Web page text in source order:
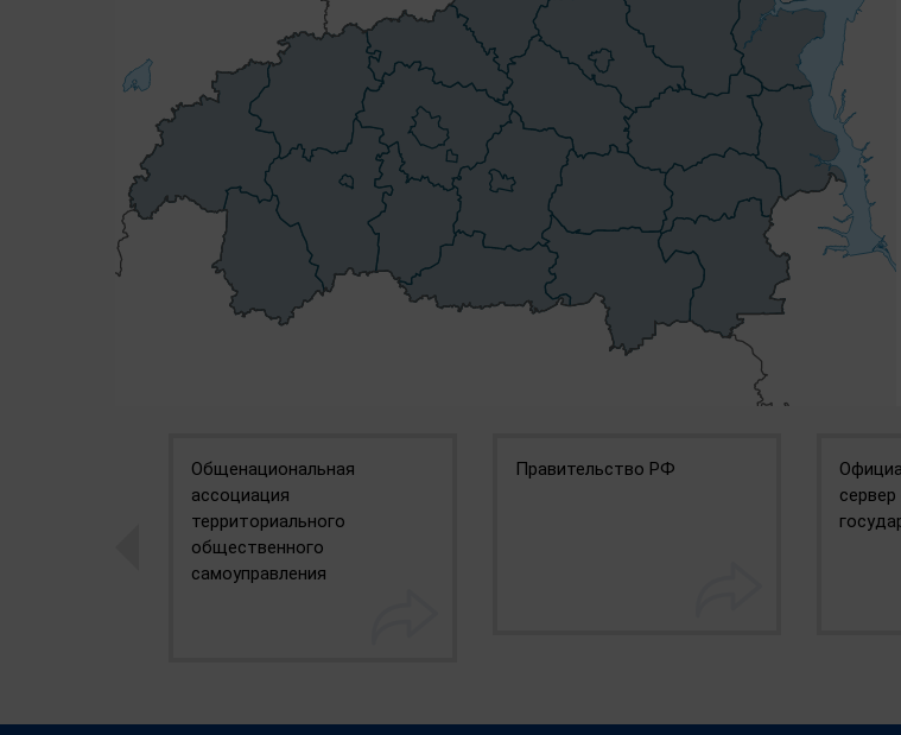
Общенациональная
ассоциация
территориального
общественного
самоуправления
Правительство РФ
сервер